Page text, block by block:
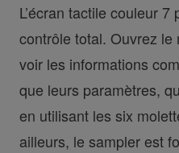
L’écran tactile couleur
contrôle total. Ouvrez le
voir les informations
que leurs paramètres,
en utilisant les six
ailleurs, le sampler est